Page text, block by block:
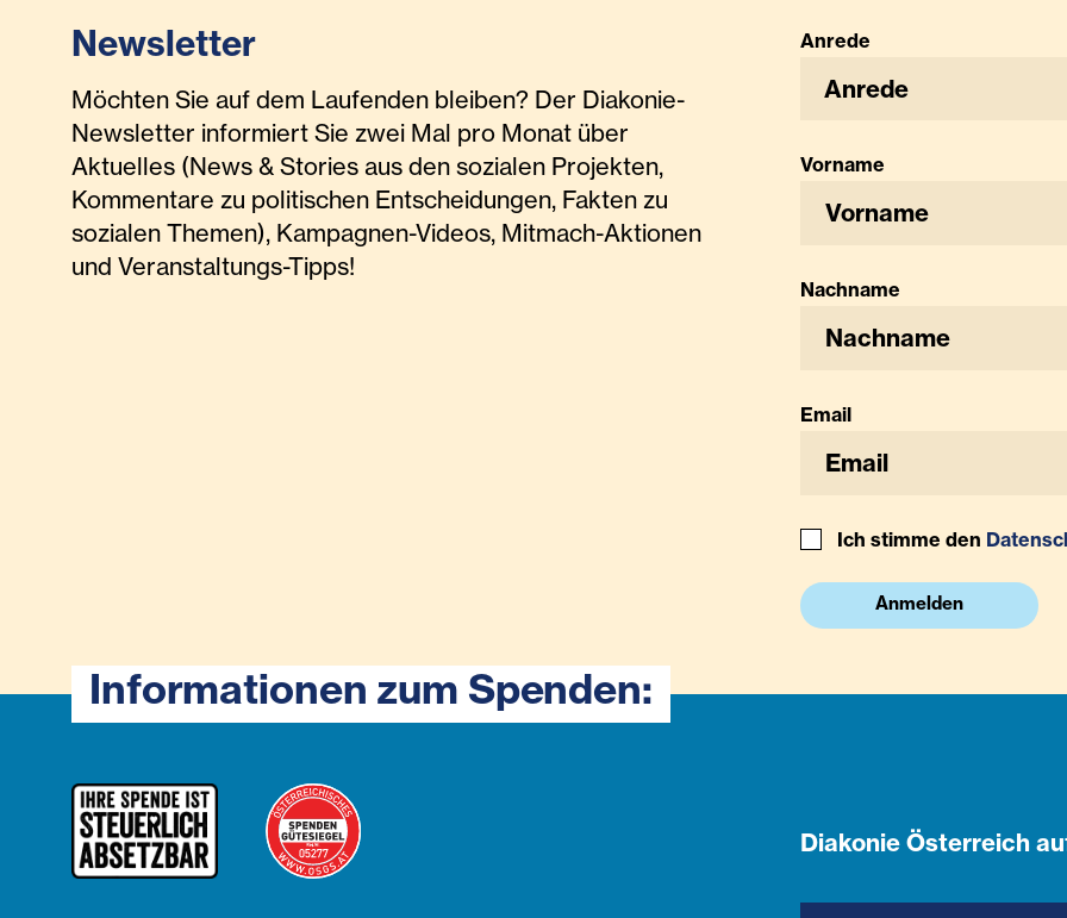
Newsletter
Möchten Sie auf dem Laufenden bleiben? Der Diakonie-
Newsletter informiert Sie zwei Mal pro Monat über
Aktuelles (News & Stories aus den sozialen Projekten,
Kommentare zu politischen Entscheidungen, Fakten zu
sozialen Themen), Kampagnen-Videos, Mitmach-Aktionen
und Veranstaltungs-Tipps!
Anrede
Anrede
Vorname
Nachname
Email
Ich stimme den
Anmelden
Informationen zum Spenden:
Diakonie Österreich